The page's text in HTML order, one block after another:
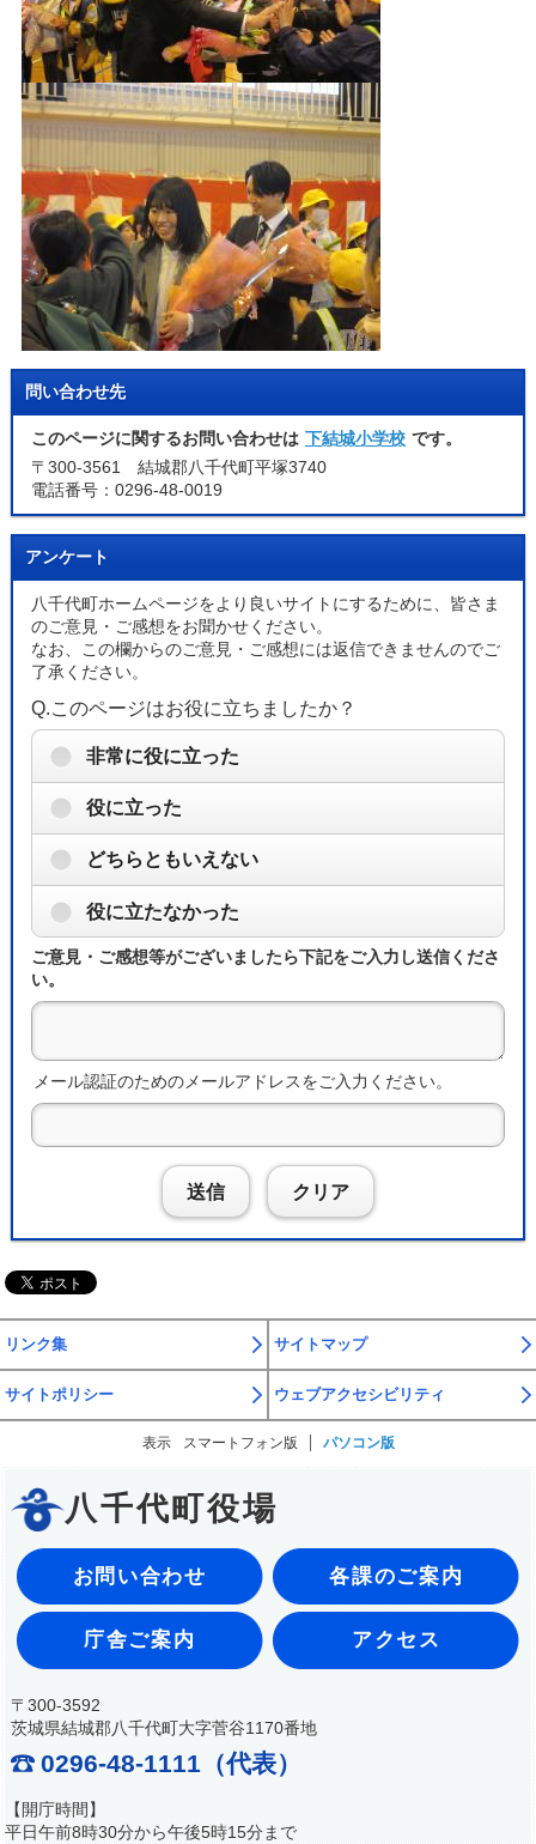
問い合わせ先
このページに関するお問い合わせは 下結城小学校 です。
〒300-3561 結城郡八千代町平塚3740
電話番号：0296-48-0019
アンケート
八千代町ホームページをより良いサイトにするために、皆さま
のご意見・ご感想をお聞かせください。
なお、この欄からのご意見・ご感想には返信できませんのでご
了承ください。
Q.このページはお役に立ちましたか？
非常に役に立った
役に立った
どちらともいえない
役に立たなかった
ご意見・ご感想等がございましたら下記をご入力し送信くださ
い。
メール認証のためのメールアドレスをご入力ください。
送信 クリア
リンク集 サイトマップ
サイトポリシー ウェブアクセシビリティ
表示 スマートフォン版 パソコン版
八千代町役場
お問い合わせ 各課のご案内
庁舎ご案内 アクセス
〒300-3592
茨城県結城郡八千代町大字菅谷1170番地
0296-48-1111（代表）
【開庁時間】
平日午前8時30分から午後5時15分まで